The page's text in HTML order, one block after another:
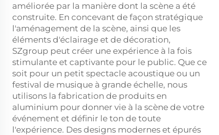
améliorée par la manière dont la scène a été
construite. En concevant de façon stratégique
l'aménagement de la scène, ainsi que les
éléments d'éclairage et de décoration,
SZgroup peut créer une expérience à la fois
stimulante et captivante pour le public. Que ce
soit pour un petit spectacle acoustique ou un
festival de musique à grande échelle, nous
utilisons la fabrication de produits en
aluminium pour donner vie à la scène de votre
événement et définir le ton de toute
l'expérience. Des designs modernes et épurés